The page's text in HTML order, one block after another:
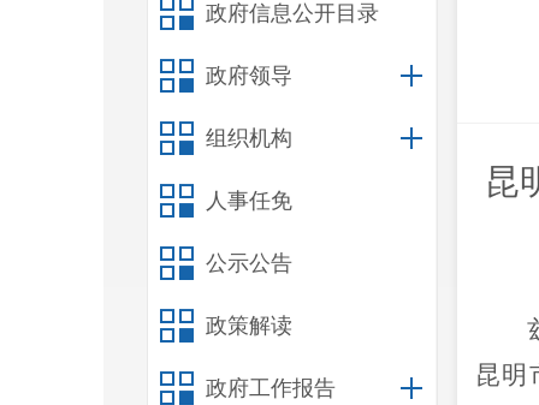
政府信息公开目录
政府领导
组织机构
人事任免
公示公告
政策解读
政府工作报告
昆
昆明